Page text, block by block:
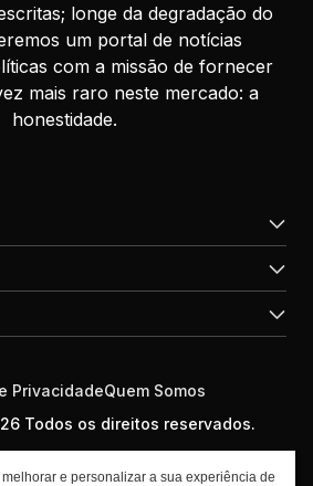
longe da degradação do
um portal de notícias
com a missão de fornecer
mais raro neste mercado: a
honestidade.
Todos os direitos reservados.
PrivacidadeQuem Somos
e personalizar a sua experiência de